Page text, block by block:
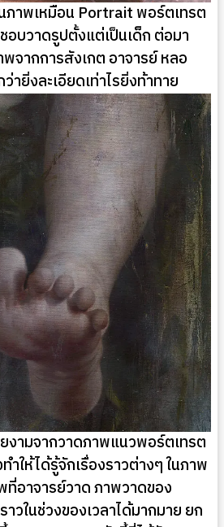
ภาพเหมือน Portrait พอร์ตเทรต
อบวาดรูปตั้งแต่เป็นเด็ก ต่อมา
จากการสังเกต อาจารย์ หลอ
ายิ่งละเอียดเท่าไรยิ่งท้าทาย
งามจากวาดภาพแนวพอร์ตเทรต
ำให้ได้รู้จักเรื่องราวต่างๆ ในภาพ
อาจารย์วาด ภาพวาดของ
าวในช่วงของเวลาได้มากมาย ยก